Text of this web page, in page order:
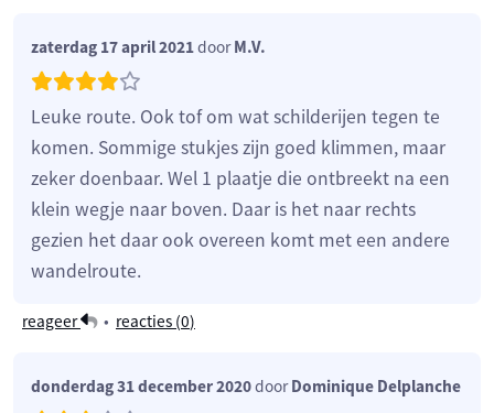
zaterdag 17 april 2021doorM.V.
Leuke route. Ook tof om wat schilderijen tegen te
komen. Sommige stukjes zijn goed klimmen, maar
zeker doenbaar. Wel 1 plaatje die ontbreekt na een
klein wegje naar boven. Daar is het naar rechts
gezien het daar ook overeen komt met een andere
wandelroute.
reageer • reacties (0)
donderdag 31 december 2020doorDominique Delplanche